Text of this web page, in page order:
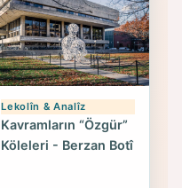
Lekolîn & Analîz
Kavramların “Özgür”
Köleleri - Berzan Botî